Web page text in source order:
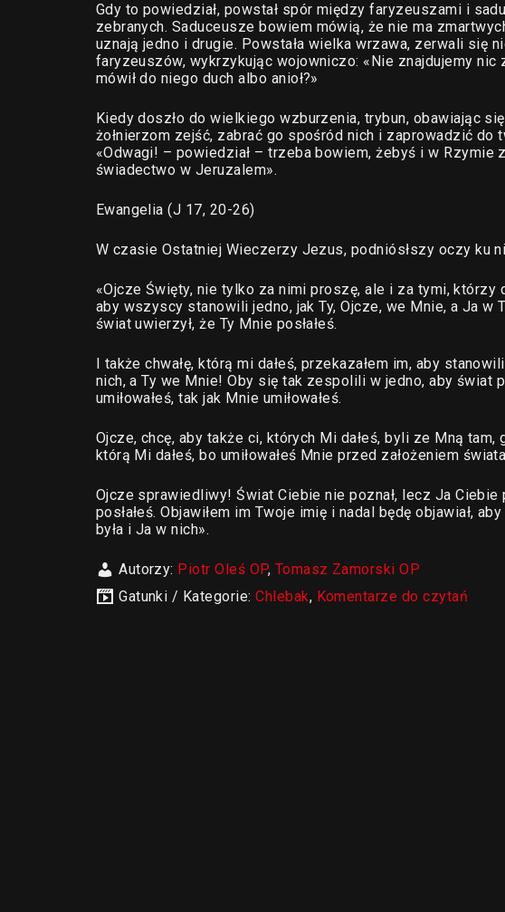
Gdy to powiedział, powstał spór między faryzeuszami i
zebranych. Saduceusze bowiem mówią, że nie ma
uznają jedno i drugie. Powstała wielka wrzawa, zerwali się
faryzeuszów, wykrzykując wojowniczo: «Nie znajdujemy nic
mówił do niego duch albo anioł?»
Kiedy doszło do wielkiego wzburzenia, trybun, obawiając
żołnierzom zejść, zabrać go spośród nich i zaprowadzić do
«Odwagi! – powiedział – trzeba bowiem, żebyś i w Rzymie
świadectwo w Jeruzalem».
Ewangelia (J 17, 20-26)
W czasie Ostatniej Wieczerzy Jezus, podniósłszy oczy ku
«Ojcze Święty, nie tylko za nimi proszę, ale i za tymi, którzy
aby wszyscy stanowili jedno, jak Ty, Ojcze, we Mnie, a Ja w
świat uwierzył, że Ty Mnie posłałeś.
I także chwałę, którą mi dałeś, przekazałem im, aby
nich, a Ty we Mnie! Oby się tak zespolili w jedno, aby świat
umiłowałeś, tak jak Mnie umiłowałeś.
Ojcze, chcę, aby także ci, których Mi dałeś, byli ze Mną
którą Mi dałeś, bo umiłowałeś Mnie przed założeniem
Ojcze sprawiedliwy! Świat Ciebie nie poznał, lecz Ja Ciebie
posłałeś. Objawiłem im Twoje imię i nadal będę objawiał,
była i Ja w nich».
Autorzy: Piotr Oleś OP, Tomasz Zamorski OP
Gatunki / Kategorie:Chlebak, Komentarze do czytań